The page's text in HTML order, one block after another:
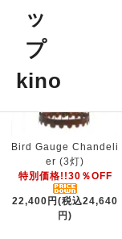
Bird Gauge Chandeli
er (3灯)
特別価格!!30％OFF
22,400円(税込24,640
円)